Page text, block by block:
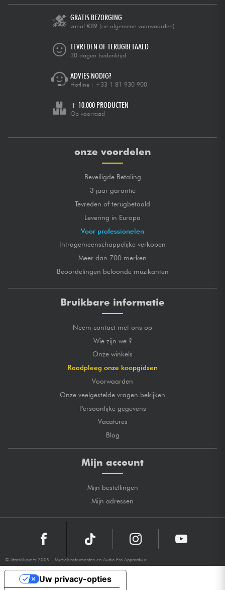
GRATIS BEZORGING
vanaf €89 (zie algemene voorwaarden)
TEVREDEN OF TERUGBETAALD
30 dagen bedenktijd
ADVIES NODIG?
Hotline : +33 1 81 930 900
+ 10.000 PRODUCTEN
Op voorraad
onze voordelen
Beveiligde Betaling
3 jaar garantie
Tevreden of terugbetaald
Levering in Europa
Voor professionelen
Intragemeenschappelijke verkopen
Meer dan 700 merken
Beoordelingen beloonde muzikanten
Bruikbare informatie
Neem contact met ons op
Wie zijn we ?
Onze winkels
Raadpleeg onze koopgidsen
Voorwaarden
Onze veelgestelde vragen bekijken
Persoonlijke gegevens
Vacatures
Blog
Mijn account
Mijn bestellingen
Mijn adressen
© StarsMusic.fr 2009 - Muziekinstrumenten en Audio Pro Apparatuur
Uw privacy-opties